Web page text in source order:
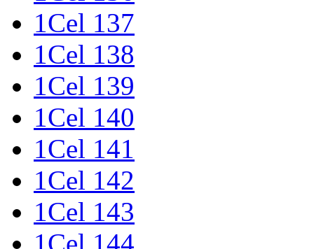
1Cel 137
1Cel 138
1Cel 139
1Cel 140
1Cel 141
1Cel 142
1Cel 143
1Cel 144